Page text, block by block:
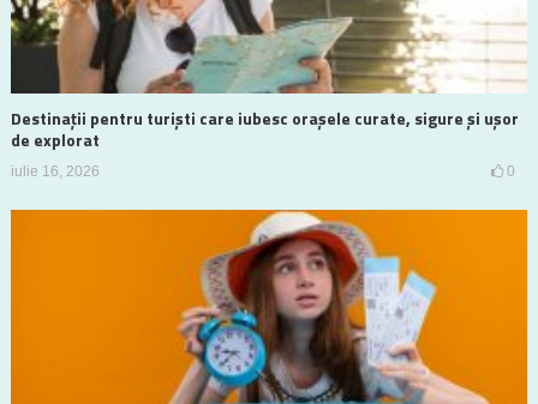
Destinații pentru turiști care iubesc orașele curate, sigure și ușor
de explorat
iulie 16, 2026 0